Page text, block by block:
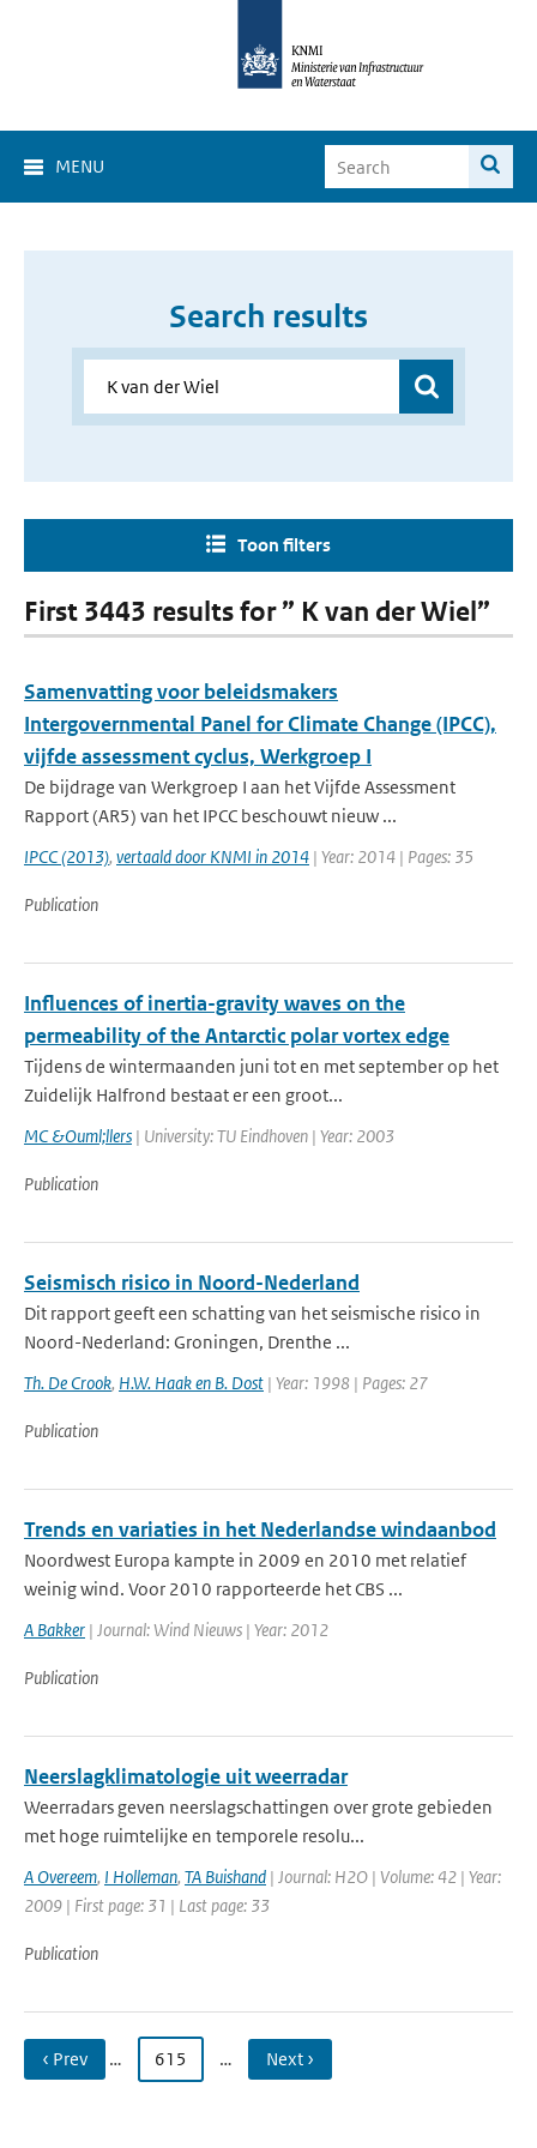
MENU
Search results
Toon filters
First 3443 results for ” K van der Wiel”
Samenvatting voor beleidsmakers
Intergovernmental Panel for Climate Change (IPCC),
vijfde assessment cyclus, Werkgroep I
De bijdrage van Werkgroep I aan het Vijfde Assessment
Rapport (AR5) van het IPCC beschouwt nieuw ...
IPCC (2013), vertaald door KNMI in 2014 | Year: 2014 | Pages: 35
Publication
Influences of inertia-gravity waves on the
permeability of the Antarctic polar vortex edge
Tijdens de wintermaanden juni tot en met september op het
Zuidelijk Halfrond bestaat er een groot...
MC &Ouml;llers | University: TU Eindhoven | Year: 2003
Publication
Seismisch risico in Noord-Nederland
Dit rapport geeft een schatting van het seismische risico in
Noord-Nederland: Groningen, Drenthe ...
Th. De Crook, H.W. Haak en B. Dost | Year: 1998 | Pages: 27
Publication
Trends en variaties in het Nederlandse windaanbod
Noordwest Europa kampte in 2009 en 2010 met relatief
weinig wind. Voor 2010 rapporteerde het CBS ...
A Bakker | Journal: Wind Nieuws | Year: 2012
Publication
Neerslagklimatologie uit weerradar
Weerradars geven neerslagschattingen over grote gebieden
met hoge ruimtelijke en temporele resolu...
A Overeem, I Holleman, TA Buishand | Journal: H2O | Volume: 42 | Year:
2009 | First page: 31 | Last page: 33
Publication
‹ Prev … 615 … Next ›